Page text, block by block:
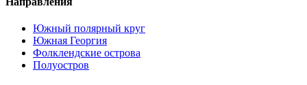
Южный полярный круг
Южная Георгия
Фолклендские острова
Полуостров